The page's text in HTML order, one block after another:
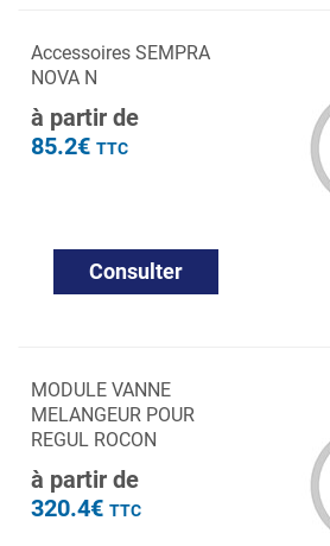
Accessoires SEMPRA
NOVA N
à partir de
85.2€ TTC
Consulter
MODULE VANNE
MELANGEUR POUR
REGUL ROCON
à partir de
320.4€ TTC